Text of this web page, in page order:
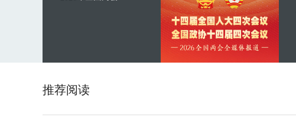
推荐阅读